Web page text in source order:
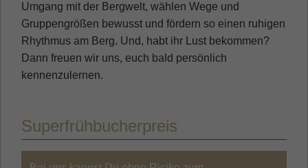
Umgang mit der Bergwelt, wählen Wege und
Gruppengrößen bewusst und fördern so einen ruhigen
Rhythmus am Berg. Und, habt ihr Lust bekommen?
Dann freuen wir uns, euch bald persönlich
kennenzulernen.
Superfrühbucherpreis